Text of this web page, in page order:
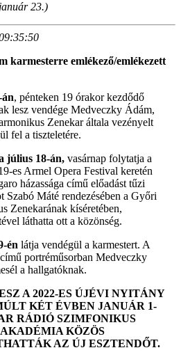
23.)
karmesterre emlékező/emlékezett
, pénteken 19 órakor kezdődő
lesz vendége Medveczky Ádám,
Zenekar általa vezényelt
fel a tiszteletére.
július 18-án, vasárnap folytatja a
es Armel Opera Festival keretén
házassága című előadást tűzi
Szabó Máté rendezésében a Győri
Zenekarának kíséretében,
láthatta ott a közönség.
én látja vendégül a karmestert. A
portréműsorban Medveczky
a hallgatóknak.
A 2022-ES ÚJÉVI NYITÁNY
KÉT ÉVBEN JANUÁR 1-
RÁDIÓ SZIMFONIKUS
KÖZÖS
AZ ÚJ ESZTENDŐT.